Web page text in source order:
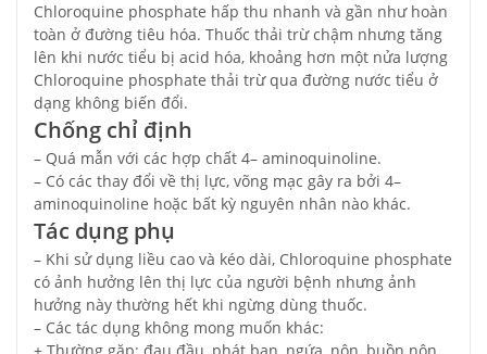
Chloroquine phosphate hấp thu nhanh và gần như hoàn
toàn ở đường tiêu hóa. Thuốc thải trừ chậm nhưng tăng
lên khi nước tiểu bị acid hóa, khoảng hơn một nửa lượng
Chloroquine phosphate thải trừ qua đường nước tiểu ở
dạng không biến đổi.
Chống chỉ định
– Quá mẫn với các hợp chất 4– aminoquinoline.
– Có các thay đổi về thị lực, võng mạc gây ra bởi 4–
aminoquinoline hoặc bất kỳ nguyên nhân nào khác.
Tác dụng phụ
– Khi sử dụng liều cao và kéo dài, Chloroquine phosphate
có ảnh hưởng lên thị lực của người bệnh nhưng ảnh
hưởng này thường hết khi ngừng dùng thuốc.
– Các tác dụng không mong muốn khác: